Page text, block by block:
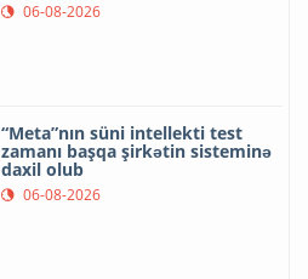
06-08-2026
“Meta”nın süni intellekti test
zamanı başqa şirkətin sisteminə
daxil olub
06-08-2026